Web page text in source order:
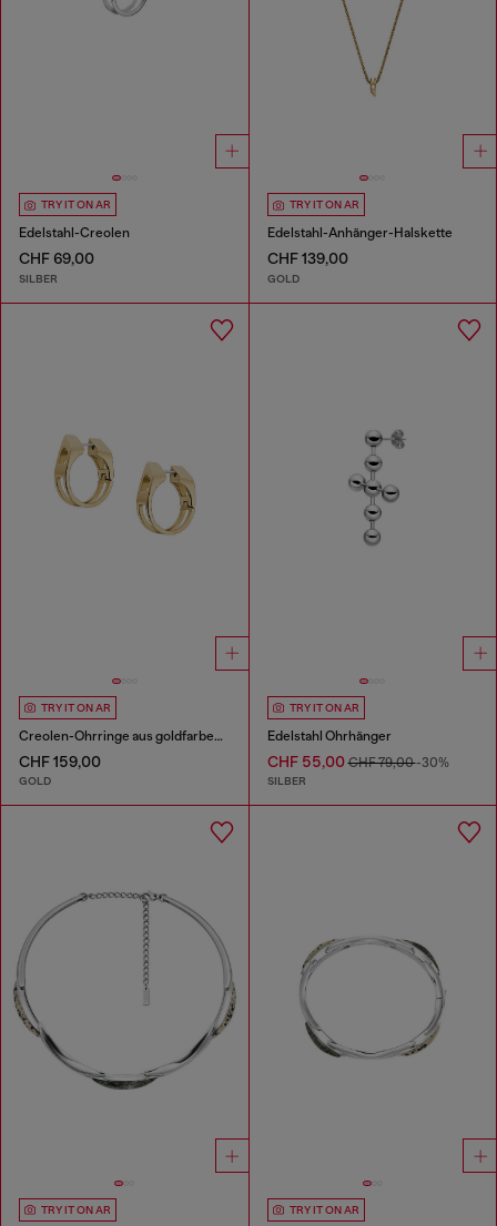
TRY IT ON AR
Edelstahl-Creolen
CHF 69,00
SILBER
TRY IT ON AR
Edelstahl-Anhänger-Halskette
CHF 139,00
GOLD
TRY IT ON AR
Creolen-Ohrringe aus goldfarbenem Edelstahl
CHF 159,00
GOLD
TRY IT ON AR
Edelstahl Ohrhänger
CHF 55,00CHF 79,00-30%
SILBER
TRY IT ON AR TRY IT ON AR